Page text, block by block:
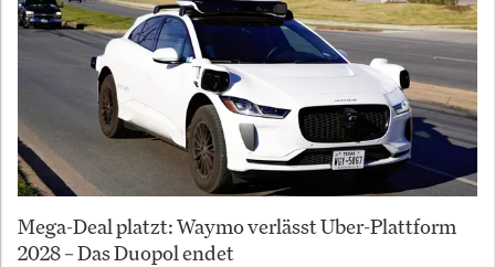
Mega-Deal platzt: Waymo verlässt Uber-Plattform
2028 – Das Duopol endet